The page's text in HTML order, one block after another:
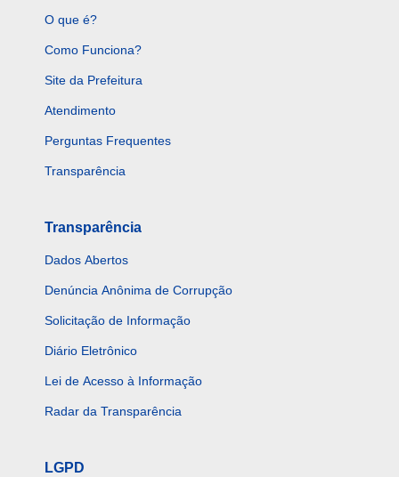
O que é?
Como Funciona?
Site da Prefeitura
Atendimento
Perguntas Frequentes
Transparência
Transparência
Dados Abertos
Denúncia Anônima de Corrupção
Solicitação de Informação
Diário Eletrônico
Lei de Acesso à Informação
Radar da Transparência
LGPD